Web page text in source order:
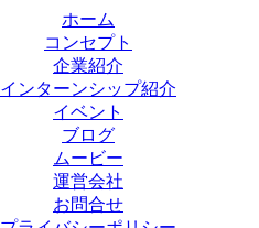
ホーム
コンセプト
企業紹介
インターンシップ紹介
イベント
ブログ
ムービー
運営会社
お問合せ